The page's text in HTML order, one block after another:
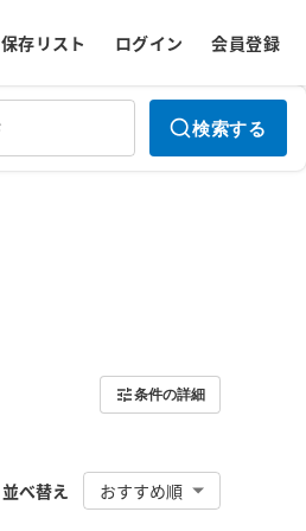
保存リスト ログイン 会員登録
検索する
条件の詳細
並べ替え おすすめ順